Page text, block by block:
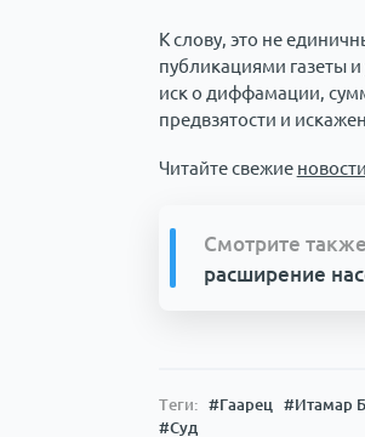
К слову, это не
публикациями газеты
иск о диффамации,
предвзятости и
Читайте свежие
Смотрите
расширение
Теги: #Гаарец #Итамар
#Суд